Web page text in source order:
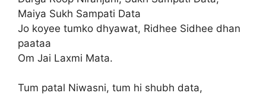
Maiya Sukh Sampati Data
Jo koyee tumko dhyawat, Ridhee Sidhee dhan
paataa
Om Jai Laxmi Mata.
Tum patal Niwasni, tum hi shubh data,